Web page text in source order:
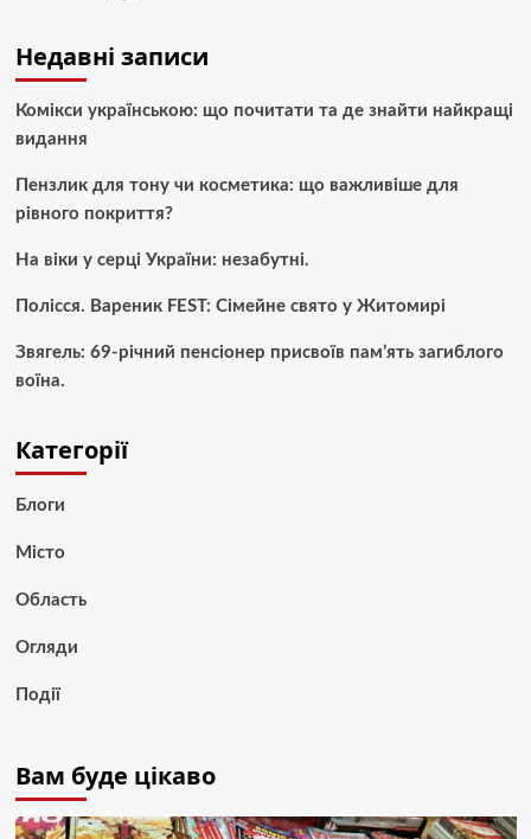
Недавні записи
Комікси українською: що почитати та де знайти найкращі
видання
Пензлик для тону чи косметика: що важливіше для
рівного покриття?
На віки у серці України: незабутні.
Полісся. Вареник FEST: Сімейне свято у Житомирі
Звягель: 69-річний пенсіонер присвоїв пам’ять загиблого
воїна.
Категорії
Блоги
Місто
Область
Огляди
Події
Вам буде цікаво